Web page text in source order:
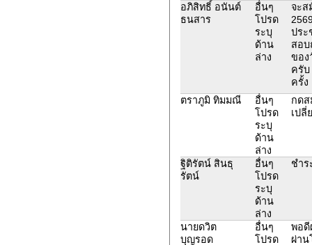
อภิสิทธิ์ อนันต์
ธนสาร
อื่นๆ
โปรด
ระบุ
ด้าน
ล่าง
จะส
ประ
สอบ
ของ
ครับ
ครั้ง
ตราภูมิ ทิมมณี
อื่นๆ
โปรด
ระบุ
ด้าน
ล่าง
กดส
เปลี่
ฐิติรัตน์ สินธุ
รัตน์
อื่นๆ
โปรด
ระบุ
ด้าน
ล่าง
ชำร
นายดวิต
บุญรอด
อื่นๆ
โปรด
พอดี
ผ่าน